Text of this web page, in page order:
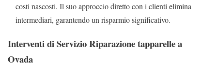
costi nascosti. Il suo approccio diretto con i clienti elimina
intermediari, garantendo un risparmio significativo.
Interventi di Servizio Riparazione tapparelle a
Ovada